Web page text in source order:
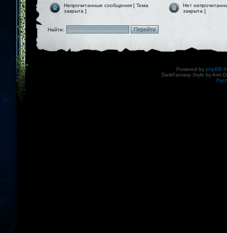
Непрочитанные сообщения [ Тема
закрыта ]
Нет
закрыта ]
Найти:
Powered by phpBB
DarkFantasy Style by Arm